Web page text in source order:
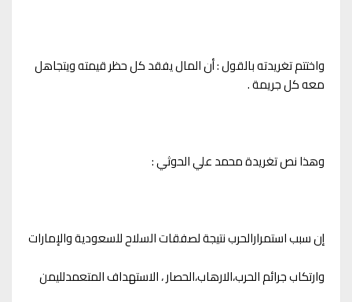
واختتم تغريدته بالقول : أن المال يفقد كل حظر قيمته ويتجاهل
معه كل جريمة .
وهذا نص تغريدة محمد علي الحوثي :
‏إن سبب استمرارالحرب نتيجة لصفقات السلاح للسعودية والإمارات
وارتكاب جرائم الحرب،الارهاب،الحصار ، الاستهداف المتعمدلليمن